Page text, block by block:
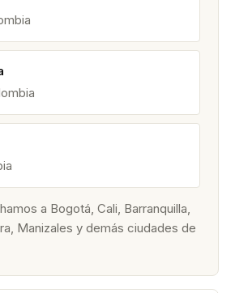
a Bogotá, Cali, Barranquilla,
Manizales y demás ciudades de